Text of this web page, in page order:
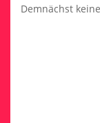
Demnächst